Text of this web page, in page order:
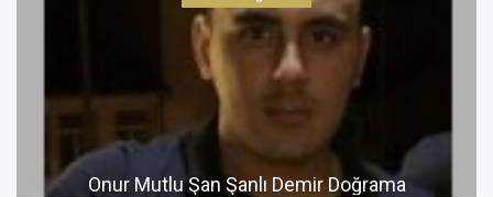
Onur Mutlu Şan Şanlı Demir Doğrama